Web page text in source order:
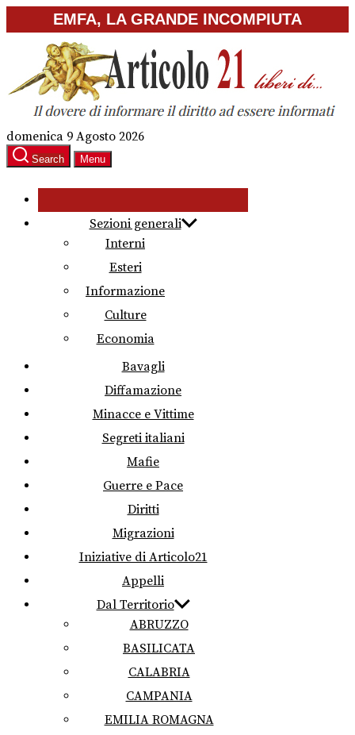
to
content
EMFA, LA GRANDE INCOMPIUTA
domenica 9 Agosto 2026
Search Menu
Sezioni generali
Interni
Esteri
Informazione
Culture
Economia
Bavagli
Diffamazione
Minacce e Vittime
Segreti italiani
Mafie
Guerre e Pace
Diritti
Migrazioni
Iniziative di Articolo21
Appelli
Dal Territorio
ABRUZZO
BASILICATA
CALABRIA
CAMPANIA
EMILIA ROMAGNA